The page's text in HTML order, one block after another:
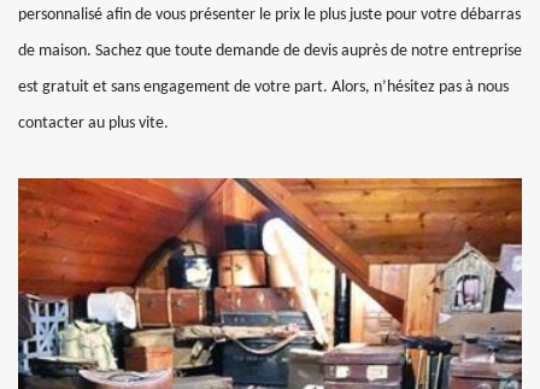
personnalisé afin de vous présenter le prix le plus juste pour votre débarras
de maison. Sachez que toute demande de devis auprès de notre entreprise
est gratuit et sans engagement de votre part. Alors, n’hésitez pas à nous
contacter au plus vite.